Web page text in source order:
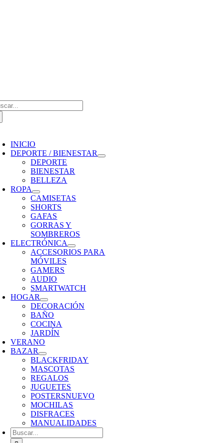
INICIO
DEPORTE / BIENESTAR
DEPORTE
BIENESTAR
BELLEZA
ROPA
CAMISETAS
SHORTS
GAFAS
GORRAS Y
SOMBREROS
ELECTRÓNICA
ACCESORIOS PARA
MÓVILES
GAMERS
AUDIO
SMARTWATCH
HOGAR
DECORACIÓN
BAÑO
COCINA
JARDÍN
VERANO
BAZAR
BLACKFRIDAY
MASCOTAS
REGALOS
JUGUETES
POSTERSNUEVO
MOCHILAS
DISFRACES
MANUALIDADES
Buscar: